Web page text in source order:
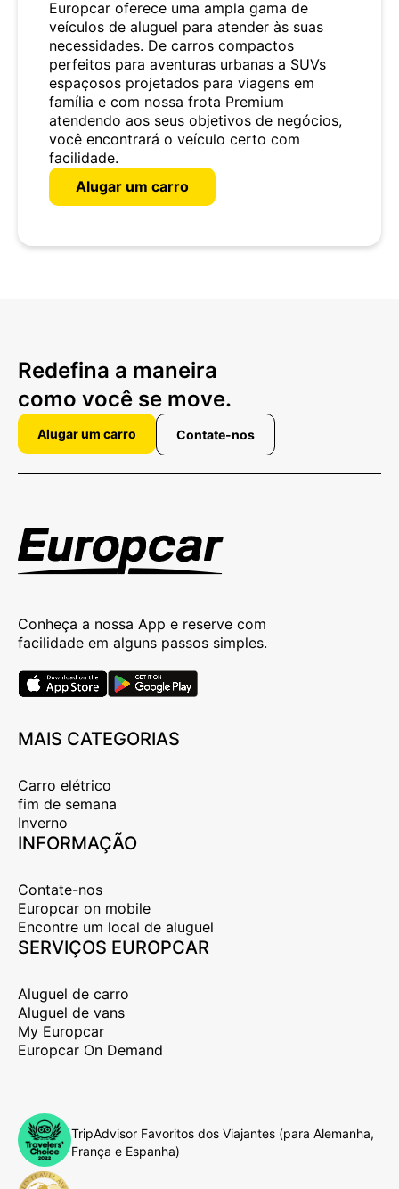
Europcar oferece uma ampla gama de
veículos de aluguel para atender às suas
necessidades. De carros compactos
perfeitos para aventuras urbanas a SUVs
espaçosos projetados para viagens em
família e com nossa frota Premium
atendendo aos seus objetivos de negócios,
você encontrará o veículo certo com
facilidade.
Alugar um carro
Redefina a maneira
como você se move.
Alugar um carro Contate-nos
Conheça a nossa App e reserve com
facilidade em alguns passos simples.
MAIS CATEGORIAS
Carro elétrico
fim de semana
Inverno
INFORMAÇÃO
Contate-nos
Europcar on mobile
Encontre um local de aluguel
SERVIÇOS EUROPCAR
Aluguel de carro
Aluguel de vans
My Europcar
Europcar On Demand
TripAdvisor Favoritos dos Viajantes (para Alemanha,
França e Espanha)